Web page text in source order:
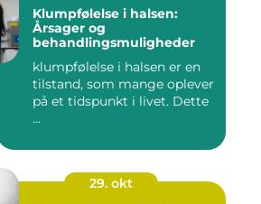
Klumpfølelse i halsen:
Årsager og
behandlingsmuligheder
klumpfølelse i halsen er en
tilstand, som mange oplever
på et tidspunkt i livet. Dette
...
29. okt